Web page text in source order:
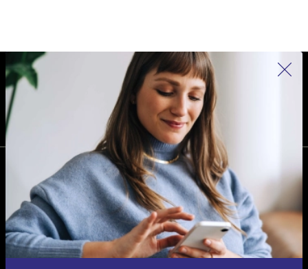
REFURBED SUOMI - RETHINK NEW.
SEURAA MEITÄ
YRITYS
Miksi refurbed
Kunnostusprosessi
Kestävyys